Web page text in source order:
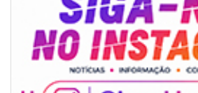
06/08/2026 | 18:18
Programa de IST/Aids e Hepatites Virais faz
ao CIS
GERAL